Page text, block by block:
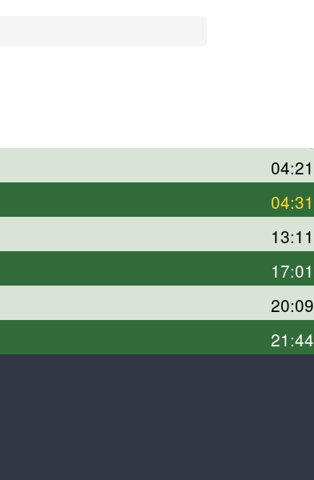
04:21
04:31
13:11
17:01
20:09
21:44